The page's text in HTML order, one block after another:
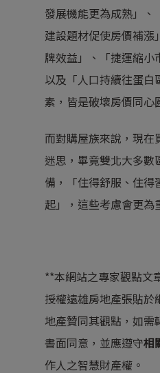
發展機能更為成熟」、
建設題材促使房價補漲
牌效益」、「捷運縮小
以及「人口持續往蛋白
素，皆是破壞房價同心
而對購屋族來說，現在
迷思，畢竟雙北大多數
備，「住得舒服、住得
起」，這些考慮會更為
**本網站之專家觀點文
授權遠雄房地產張貼於
地產贊同其觀點，如需
書面同意，並應遵守相
作人之智慧財產權。